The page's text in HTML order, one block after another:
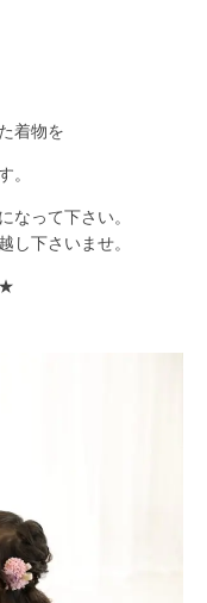
着物を
。
なって下さい。
し下さいませ。
★